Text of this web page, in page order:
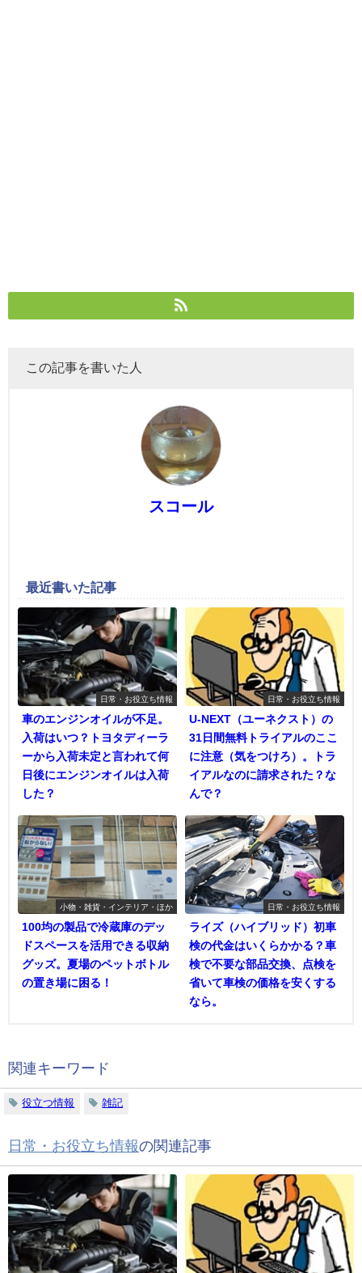
この記事を書いた人
スコール
最近書いた記事
日常・お役立ち情報
車のエンジンオイルが不足。
入荷はいつ？トヨタディーラ
ーから入荷未定と言われて何
日後にエンジンオイルは入荷
した？
日常・お役立ち情報
U-NEXT（ユーネクスト）の
31日間無料トライアルのここ
に注意（気をつけろ）。トラ
イアルなのに請求された？な
んで？
小物・雑貨・インテリア・ほか
100均の製品で冷蔵庫のデッ
ドスペースを活用できる収納
グッズ。夏場のペットボトル
の置き場に困る！
日常・お役立ち情報
ライズ（ハイブリッド）初車
検の代金はいくらかかる？車
検で不要な部品交換、点検を
省いて車検の価格を安くする
なら。
関連キーワード
役立つ情報 雑記
日常・お役立ち情報の関連記事